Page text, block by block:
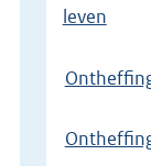
leven